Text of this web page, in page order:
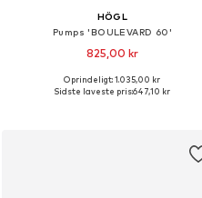
HÖGL
Pumps 'BOULEVARD 60'
825,00 kr
Fås i mange størrelser
Oprindeligt: 1.035,00 kr
Sidste laveste pris:647,10 kr